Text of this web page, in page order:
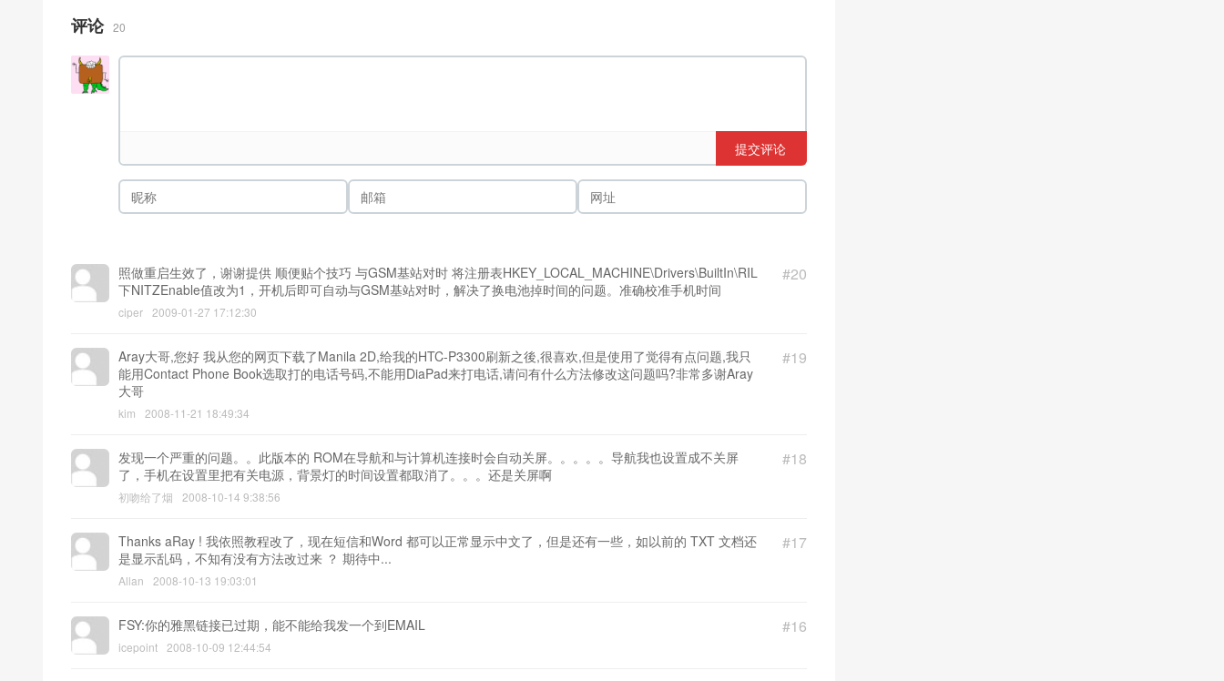
评论 20
提交评论
#20
照做重启生效了，谢谢提供 顺便贴个技巧 与GSM基站对时 将注册表HKEY_LOCAL_MACHINE\Drivers\BuiltIn\RIL
下NITZEnable值改为1，开机后即可自动与GSM基站对时，解决了换电池掉时间的问题。准确校准手机时间
ciper 2009-01-27 17:12:30
#19
Aray大哥,您好 我从您的网页下载了Manila 2D,给我的HTC-P3300刷新之後,很喜欢,但是使用了觉得有点问题,我只
能用Contact Phone Book选取打的电话号码,不能用DiaPad来打电话,请问有什么方法修改这问题吗?非常多谢Aray
大哥
kim 2008-11-21 18:49:34
#18
发现一个严重的问题。。此版本的 ROM在导航和与计算机连接时会自动关屏。。。。。导航我也设置成不关屏
了，手机在设置里把有关电源，背景灯的时间设置都取消了。。。还是关屏啊
初吻给了烟 2008-10-14 9:38:56
#17
Thanks aRay ! 我依照教程改了，现在短信和Word 都可以正常显示中文了，但是还有一些，如以前的 TXT 文档还
是显示乱码，不知有没有方法改过来 ？ 期待中...
Allan 2008-10-13 19:03:01
#16
FSY:你的雅黑链接已过期，能不能给我发一个到EMAIL
icepoint 2008-10-09 12:44:54